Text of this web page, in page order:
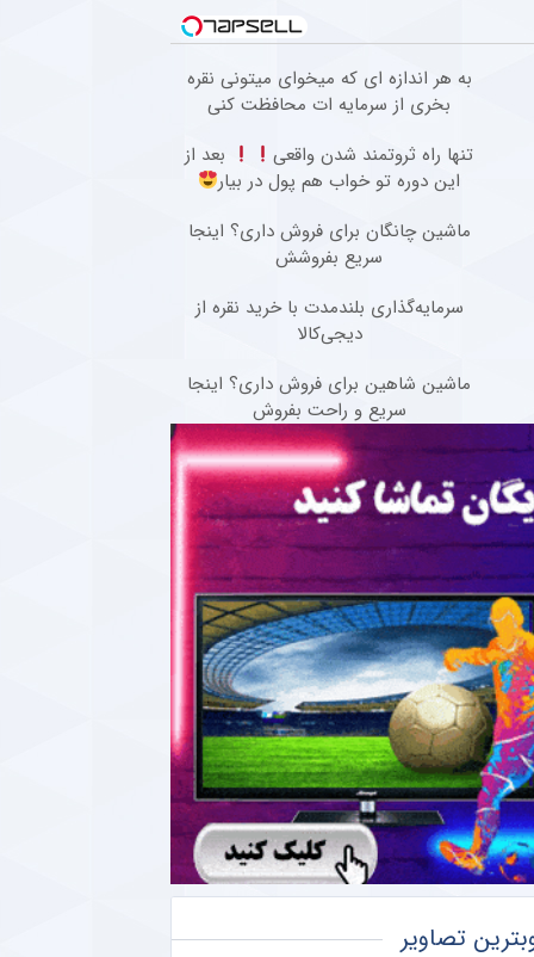
به هر اندازه ای که میخوای میتونی نقره
بخری از سرمایه ات محافظت کنی
تنها راه ثروتمند شدن واقعی
بعد از
این دوره تو خواب هم پول در بیار
ماشین چانگان برای فروش داری؟ اینجا
سریع بفروشش
سرمایه‌گذاری بلندمدت با خرید نقره از
دیجی‌کالا
ماشین شاهین برای فروش داری؟ اینجا
سریع و راحت بفروش
تصاویر